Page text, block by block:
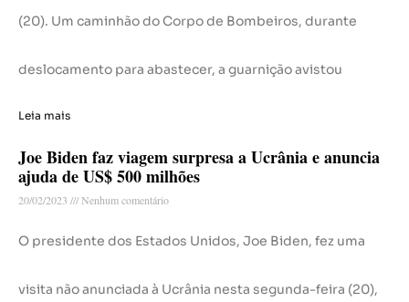
(20). Um caminhão do Corpo de Bombeiros, durante
deslocamento para abastecer, a guarnição avistou
Leia mais
Joe Biden faz viagem surpresa a Ucrânia e anuncia
ajuda de US$ 500 milhões
20/02/2023 Nenhum comentário
O presidente dos Estados Unidos, Joe Biden, fez uma
visita não anunciada à Ucrânia nesta segunda-feira (20),